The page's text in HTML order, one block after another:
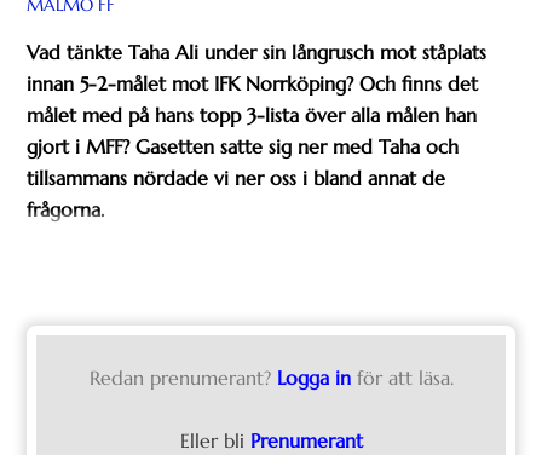
Vad tänkte Taha Ali under sin långrusch mot ståplats
innan 5-2-målet mot IFK Norrköping? Och finns det
målet med på hans topp 3-lista över alla målen han
gjort i MFF? Gasetten satte sig ner med Taha och
tillsammans nördade vi ner oss i bland annat de
frågorna.
Redan prenumerant? Logga in för att läsa.
Eller bli Prenumerant